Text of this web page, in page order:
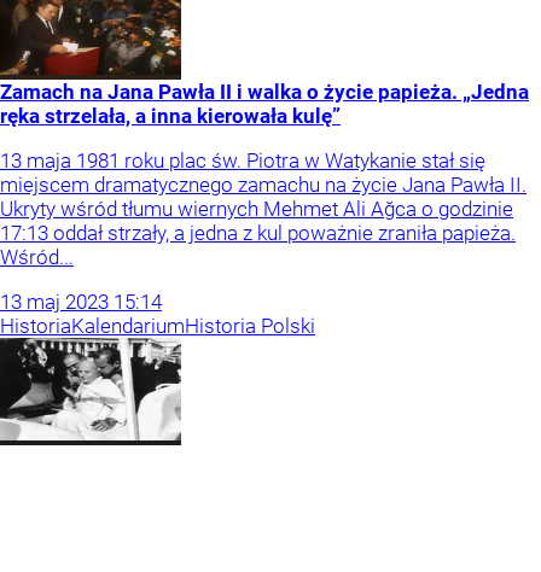
Zamach na Jana Pawła II i walka o życie papieża. „Jedna
ręka strzelała, a inna kierowała kulę”
13 maja 1981 roku plac św. Piotra w Watykanie stał się
miejscem dramatycznego zamachu na życie Jana Pawła II.
Ukryty wśród tłumu wiernych Mehmet Ali Ağca o godzinie
17:13 oddał strzały, a jedna z kul poważnie zraniła papieża.
Wśród...
13 maj 2023 15:14
HistoriaKalendariumHistoria Polski